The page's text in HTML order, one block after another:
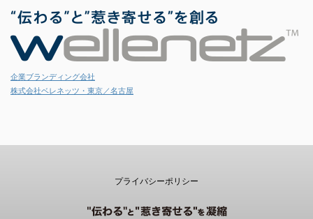
企業ブランディング会社
株式会社ベレネッツ・東京／名古屋
プライバシーポリシー